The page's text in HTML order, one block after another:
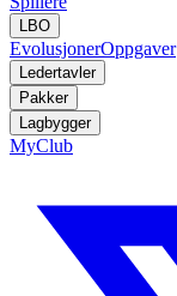
LBO
EvolusjonerOppgaver
Ledertavler
Pakker
Lagbygger
MyClub